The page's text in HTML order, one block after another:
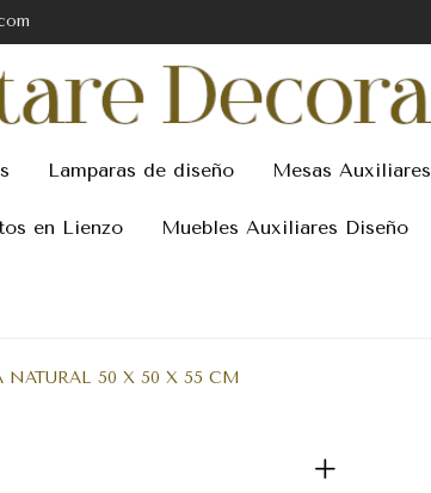
Lamparas de diseño Mesas Auxiliares
en Lienzo Muebles Auxiliares Diseño
NATURAL 50 X 50 X 55 CM